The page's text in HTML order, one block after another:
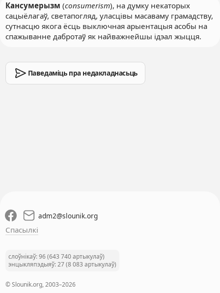
Кансумерызм (consumerism), на думку некаторых
сацыёлагаў, светапогляд, уласцівы масаваму грамадству,
сутнасцю якога ёсць выключная арыентацыя асобы на
спажыванне дабротаў як найважнейшы ідэал жыцця.
Паведаміць пра недакладнасьць
adm2@slounik.org
Спасылкі
слоўнікаў: 96 (643 740 артыкулаў)
энцыкляпэдыяў: 27 (8 083 артыкулаў)
© Slounik.org, 2003–2026